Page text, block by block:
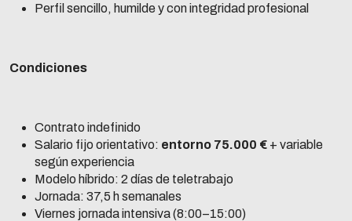
Perfil sencillo, humilde y con integridad profesional
Condiciones
Contrato indefinido
Salario fijo orientativo: entorno 75.000 € + variable
según experiencia
Modelo híbrido: 2 días de teletrabajo
Jornada: 37,5 h semanales
Viernes jornada intensiva (8:00–15:00)